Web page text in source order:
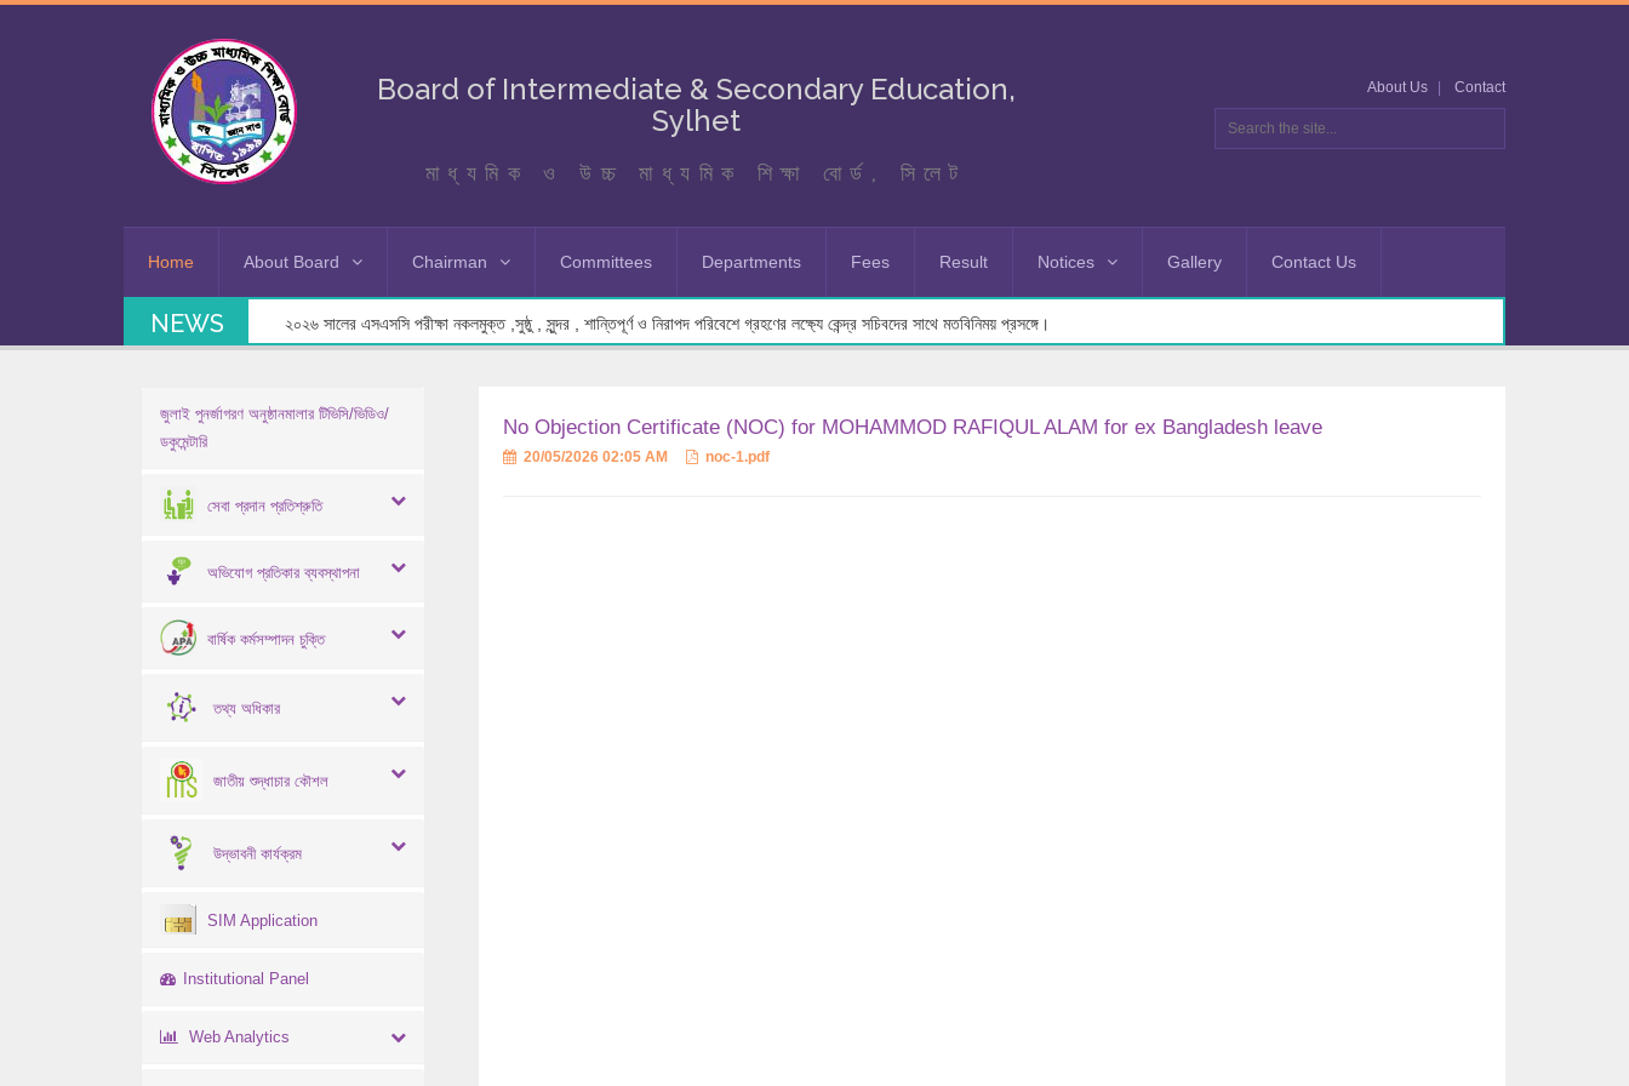
Board of Intermediate & Secondary Education,
Sylhet
মাধ্যমিক ও উচ্চ মাধ্যমিক শিক্ষা বোর্ড, সিলেট
About Us Contact
Home About Board Chairman Committees Departments Fees Result Notices Gallery Contact Us
NEWS ২০২৬ সালের এসএসসি পরীক্ষা নকলমুক্ত ,সুষ্ঠু , সুন্দর , শান্তিপূর্ণ ও নিরাপদ পরিবেশে গ্রহণের লক্ষ্যে কেন্দ্র সচিবদের সাথে মতবিনিময় প্রসঙ্গে।
জুলাই পুনর্জাগরণ অনুষ্ঠানমালার টিভিসি/ভিডিও/
ডকুমেন্টারি
সেবা প্রদান প্রতিশ্রুতি
অভিযোগ প্রতিকার ব্যবস্থাপনা
বার্ষিক কর্মসম্পাদন চুক্তি
তথ্য অধিকার
জাতীয় শুদ্ধাচার কৌশল
উদ্ভাবনী কার্যক্রম
SIM Application
Institutional Panel
Web Analytics
No Objection Certificate (NOC) for MOHAMMOD RAFIQUL ALAM for ex Bangladesh leave
20/05/2026 02:05 AM noc-1.pdf